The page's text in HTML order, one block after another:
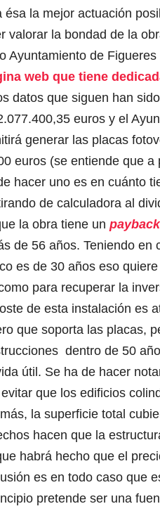
ésa la mejor actuación
valorar la bondad de la
Ayuntamiento de
web que tiene
datos que siguen han
euros y el
generar las placas
euros (se entiende que
hacer uno es en cuánto
de calculadora al
la obra tiene un
de 56 años. Teniendo en
es de 30 años eso
para recuperar la
de esta instalación es
que soporta las placas,
dentro de 50
útil. Se ha de hacer
que los edificios
la superficie total
hacen que la
habrá hecho que el
es en todo caso que
pretende ser una